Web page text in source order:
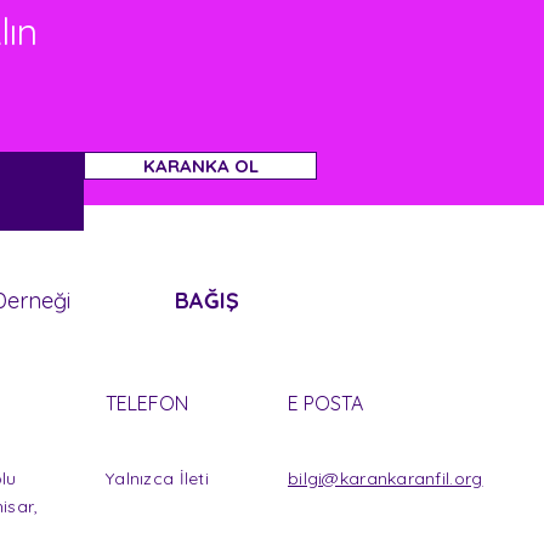
KARANKA OL
TELEFON E POSTA
Yalnızca İleti bilgi@karankaranfil.org
BAĞIŞ